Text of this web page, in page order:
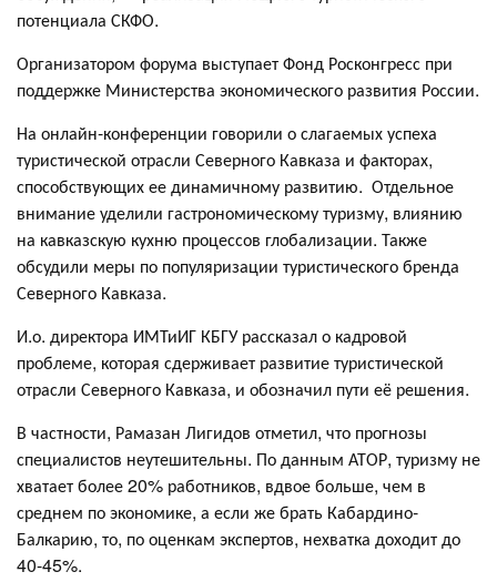
потенциала СКФО.
Организатором форума выступает Фонд Росконгресс при
поддержке Министерства экономического развития России.
На онлайн-конференции говорили о слагаемых успеха
туристической отрасли Северного Кавказа и факторах,
способствующих ее динамичному развитию. Отдельное
внимание уделили гастрономическому туризму, влиянию
на кавказскую кухню процессов глобализации. Также
обсудили меры по популяризации туристического бренда
Северного Кавказа.
И.о. директора ИМТиИГ КБГУ рассказал о кадровой
проблеме, которая сдерживает развитие туристической
отрасли Северного Кавказа, и обозначил пути её решения.
В частности, Рамазан Лигидов отметил, что прогнозы
специалистов неутешительны. По данным АТОР, туризму не
хватает более 20% работников, вдвое больше, чем в
среднем по экономике, а если же брать Кабардино-
Балкарию, то, по оценкам экспертов, нехватка доходит до
40-45%.